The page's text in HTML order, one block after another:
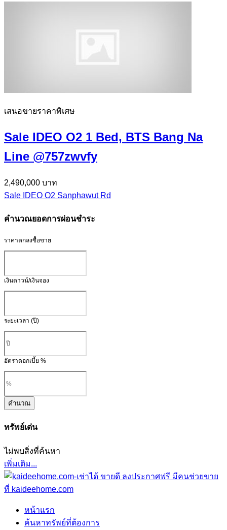
เสนอขายราคาพิเศษ
Sale IDEO O2 1 Bed, BTS Bang Na
Line @757zwvfy
2,490,000 บาท
Sale IDEO O2 Sanphawut Rd
คำนวณยอดการผ่อนชำระ
ราคาตกลงซื้อขาย
เงินดาวน์/เงินจอง
ระยะเวลา (ปี)
อัตราดอกเบี้ย %
คำนวณ
ทรัพย์เด่น
ไม่พบสิ่งที่ค้นหา
เพิ่มเติม...
หน้าแรก
ค้นหาทรัพย์ที่ต้องการ